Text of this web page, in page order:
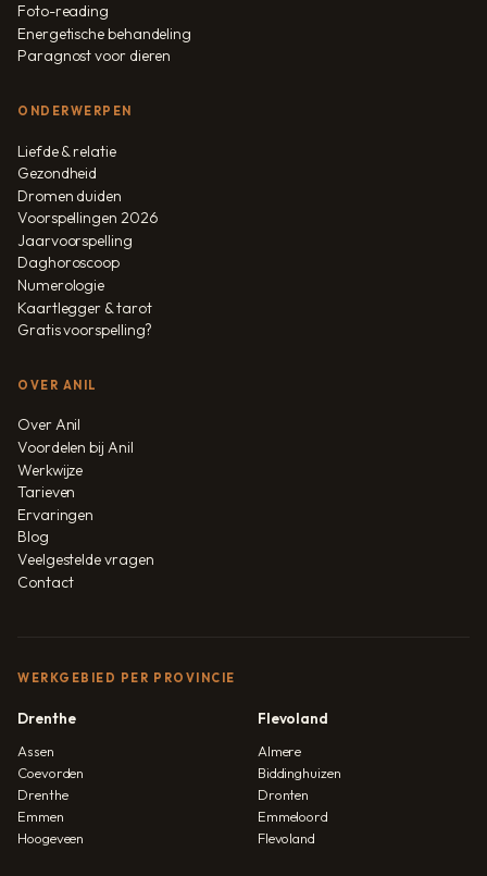
Foto-reading
Energetische behandeling
Paragnost voor dieren
ONDERWERPEN
Liefde & relatie
Gezondheid
Dromen duiden
Voorspellingen 2026
Jaarvoorspelling
Daghoroscoop
Numerologie
Kaartlegger & tarot
Gratis voorspelling?
OVER ANIL
Over Anil
Voordelen bij Anil
Werkwijze
Tarieven
Ervaringen
Blog
Veelgestelde vragen
Contact
WERKGEBIED PER PROVINCIE
Drenthe
Assen
Coevorden
Drenthe
Emmen
Hoogeveen
Flevoland
Almere
Biddinghuizen
Dronten
Emmeloord
Flevoland